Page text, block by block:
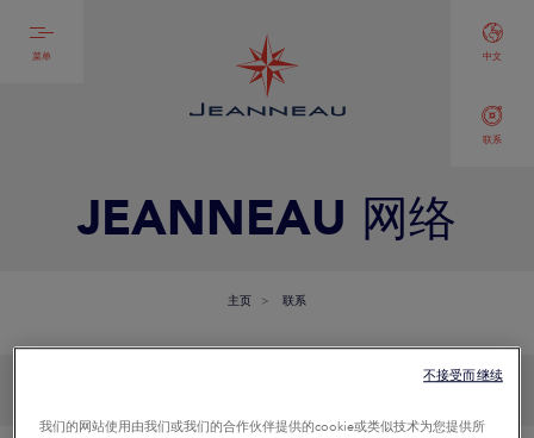
菜单
联系
中文
JEANNEAU 网络
主页 联系
我们的网站使用由我们或我们的合作伙伴提供的cookie或类似技术为您提供所
不接受而继续